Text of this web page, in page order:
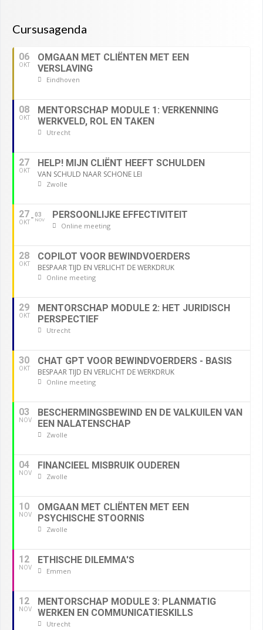
Cursusagenda
06
OKT
OMGAAN MET CLIËNTEN MET EEN
VERSLAVING
Eindhoven
08
OKT
MENTORSCHAP MODULE 1: VERKENNING
WERKVELD, ROL EN TAKEN
Utrecht
27
OKT
HELP! MIJN CLIËNT HEEFT SCHULDEN
VAN SCHULD NAAR SCHONE LEI
Zwolle
27
OKT
03
NOV PERSOONLIJKE EFFECTIVITEIT
Online meeting
28
OKT
COPILOT VOOR BEWINDVOERDERS
BESPAAR TIJD EN VERLICHT DE WERKDRUK
Online meeting
29
OKT
MENTORSCHAP MODULE 2: HET JURIDISCH
PERSPECTIEF
Utrecht
30
OKT
CHAT GPT VOOR BEWINDVOERDERS - BASIS
BESPAAR TIJD EN VERLICHT DE WERKDRUK
Online meeting
03
NOV
BESCHERMINGSBEWIND EN DE VALKUILEN VAN
EEN NALATENSCHAP
Zwolle
04
NOV
FINANCIEEL MISBRUIK OUDEREN
Zwolle
10
NOV
OMGAAN MET CLIËNTEN MET EEN
PSYCHISCHE STOORNIS
Zwolle
12
NOV
ETHISCHE DILEMMA'S
Emmen
12
NOV
MENTORSCHAP MODULE 3: PLANMATIG
WERKEN EN COMMUNICATIESKILLS
Utrecht